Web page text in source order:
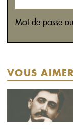
Mot de passe
VOUS